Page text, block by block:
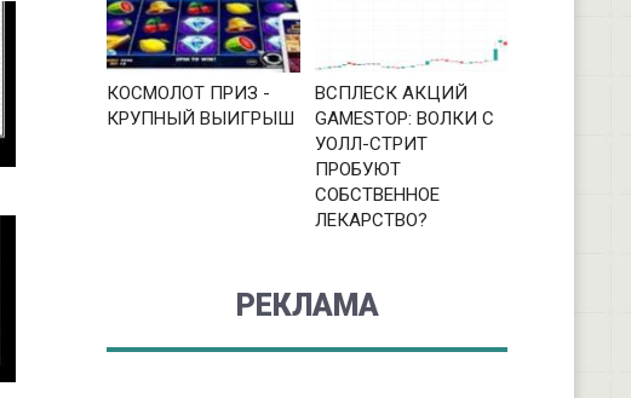
КОСМОЛОТ ПРИЗ -
КРУПНЫЙ ВЫИГРЫШ
ВСПЛЕСК АКЦИЙ
GAMESTOP: ВОЛКИ С
УОЛЛ-СТРИТ
ПРОБУЮТ
СОБСТВЕННОЕ
ЛЕКАРСТВО?
РЕКЛАМА